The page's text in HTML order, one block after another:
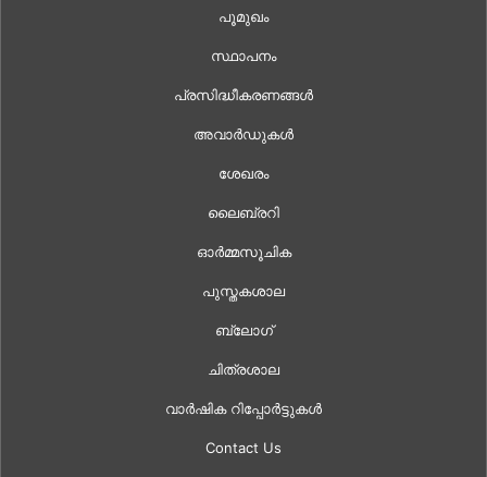
പൂമുഖം
സ്ഥാപനം
പ്രസിദ്ധീകരണങ്ങൾ
അവാർഡുകൾ
ശേഖരം
ലൈബ്രറി
ഓർമ്മസൂചിക
പുസ്തകശാല
ബ്ലോഗ്
ചിത്രശാല
വാർഷിക റിപ്പോർട്ടുകൾ
Contact Us